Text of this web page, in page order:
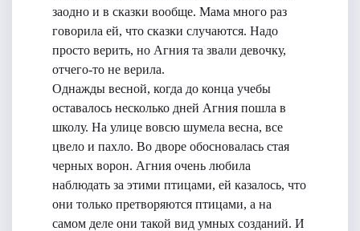
заодно и в сказки вообще. Мама много раз
говорила ей, что сказки случаются. Надо
просто верить, но Агния та звали девочку,
отчего-то не верила.
Однажды весной, когда до конца учебы
оставалось несколько дней Агния пошла в
школу. На улице вовсю шумела весна, все
цвело и пахло. Во дворе обосновалась стая
черных ворон. Агния очень любила
наблюдать за этими птицами, ей казалось, что
они только претворяются птицами, а на
самом деле они такой вид умных созданий. И